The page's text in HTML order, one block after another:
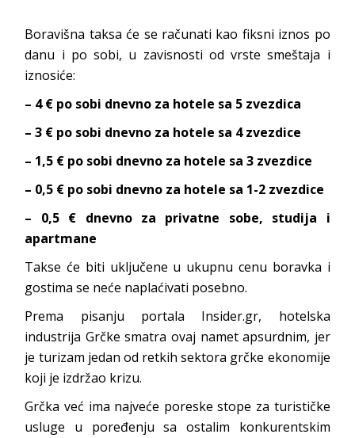
Boravišna taksa će se računati kao fiksni iznos po
danu i po sobi, u zavisnosti od vrste smeštaja i
iznosiće:
– 4 € po sobi dnevno za hotele sa 5 zvezdica
– 3 € po sobi dnevno za hotele sa 4 zvezdice
– 1,5 € po sobi dnevno za hotele sa 3 zvezdice
– 0,5 € po sobi dnevno za hotele sa 1-2 zvezdice
– 0,5 € dnevno za privatne sobe, studija i
apartmane
Takse će biti uključene u ukupnu cenu boravka i
gostima se neće naplaćivati posebno.
Prema pisanju portala Insider.gr, hotelska
industrija Grčke smatra ovaj namet apsurdnim, jer
je turizam jedan od retkih sektora grčke ekonomije
koji je izdržao krizu.
Grčka već ima najveće poreske stope za turističke
usluge u poređenju sa ostalim konkurentskim